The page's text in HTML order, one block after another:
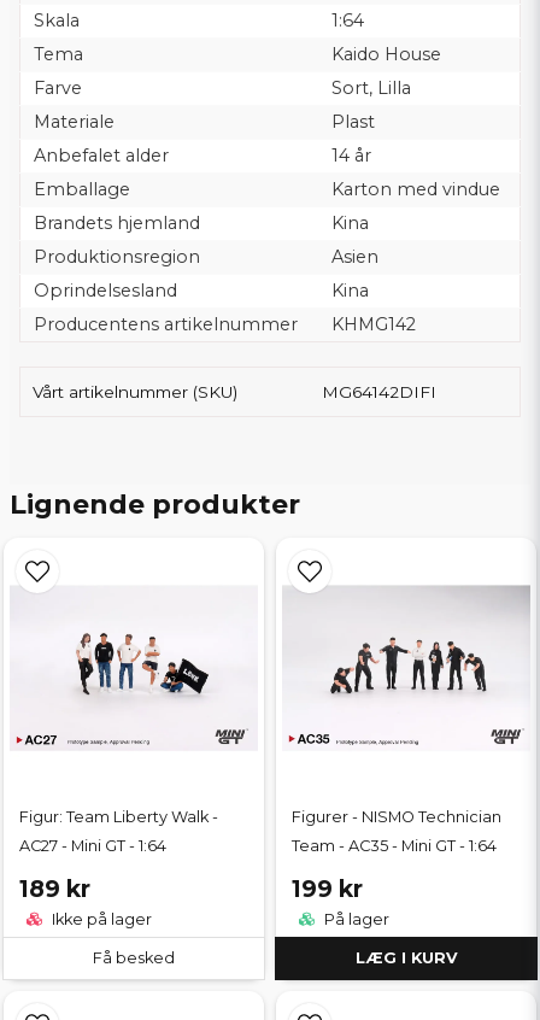
Skala
1:64
Tema
Kaido House
Farve
Sort, Lilla
Materiale
Plast
Anbefalet alder
14 år
Emballage
Karton med vindue
Brandets hjemland
Kina
Produktionsregion
Asien
Oprindelsesland
Kina
Producentens artikelnummer
KHMG142
Vårt artikelnummer (SKU) MG64142DIFI
Lignende produkter
Figur: Team Liberty Walk -
AC27 - Mini GT - 1:64
189 kr
Ikke på lager
Få besked
Figurer - NISMO Technician
Team - AC35 - Mini GT - 1:64
199 kr
På lager
LÆG I KURV